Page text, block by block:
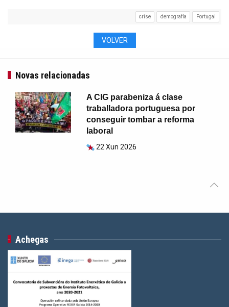
crise demografía Portugal
VOLVER
Novas relacionadas
A CIG parabeniza á clase
traballadora portuguesa por
conseguir tombar a reforma
laboral
22 Xun 2026
Achegas